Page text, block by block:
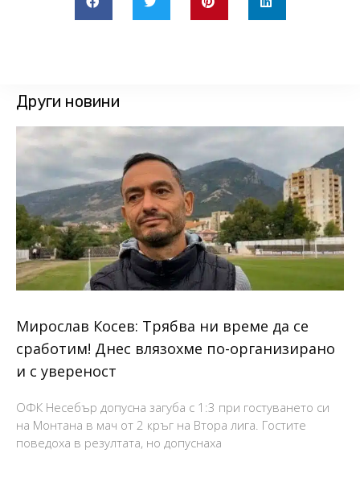
Други новини
Мирослав Косев: Трябва ни време да се
сработим! Днес влязохме по-организирано
и с увереност
ОФК Несебър допусна загуба с 1:3 при гостуването си
на Монтана в мач от 2 кръг на Втора лига. Гостите
поведоха в резултата, но допуснаха